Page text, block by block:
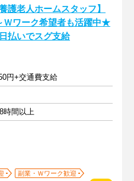
護老人ホームスタッフ】
Ｗワーク希望者も活躍中★
払いでスグ支給
円+交通費支給
時間以上
副業・Ｗワーク歓迎